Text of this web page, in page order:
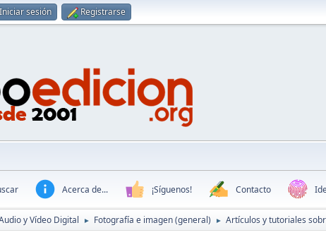
Iniciar sesión Registrarse
Acerca de... ¡Síguenos! Contacto
y Vídeo Digital ► Fotografía e imagen (general) ► Artículos y tutoriales